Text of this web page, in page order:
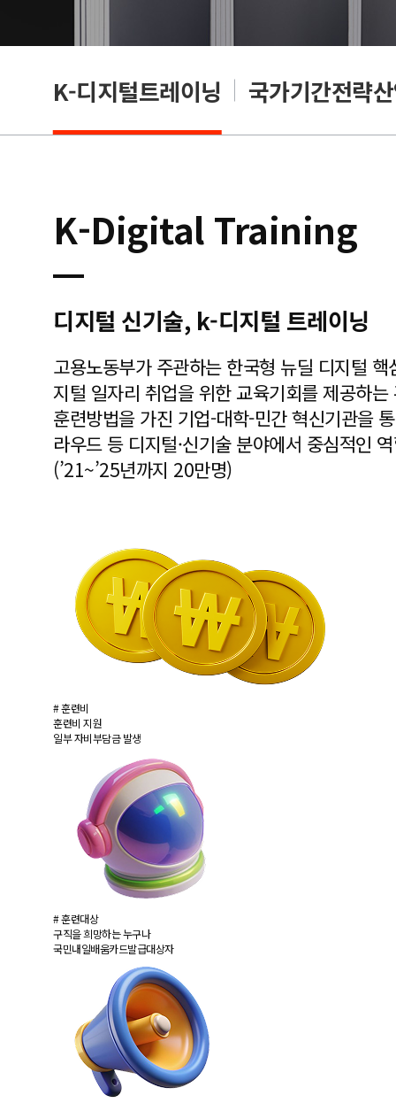
K-디지털트레이닝 국가기간전략
K-Digital Training
디지털 신기술, k-디지털 트레이닝
고용노동부가 주관하는 한국형 뉴딜 디지털
지털 일자리 취업을 위한 교육기회를 제공하는
훈련방법을 가진 기업-대학-민간 혁신기관을
라우드 등 디지털·신기술 분야에서 중심적인
(’21~’25년까지 20만명)
# 훈련비
훈련비 지원
일부 자비부담금 발생
# 훈련대상
구직을 희망하는 누구나
국민내일배움카드발급대상자